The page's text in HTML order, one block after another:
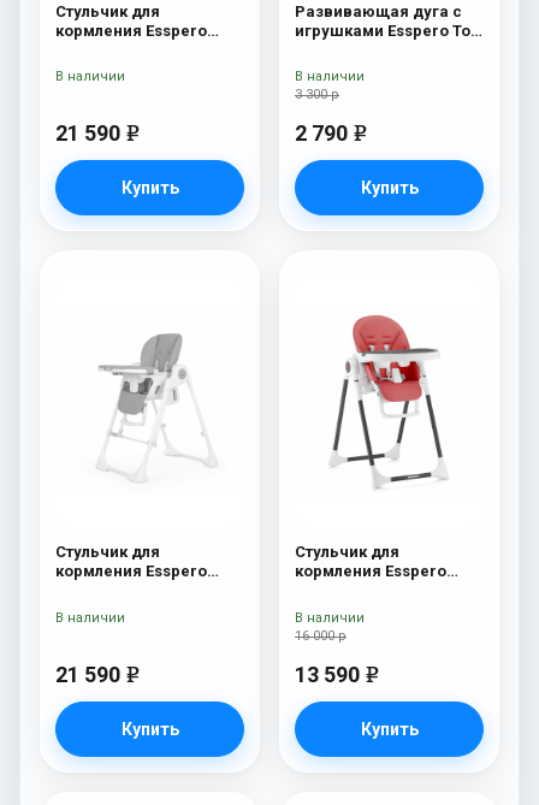
Стульчик для
кормления Esspero
21 590 e
Купить
В наличии
Развивающая дуга с
игрушками Esspero Toy
Butterfly
3 300 р
2 790 e
Купить
В наличии
Стульчик для
кормления Esspero
21 590 e
Купить
В наличии
Стульчик для
кормления Esspero
16 000 р
13 590 e
Купить
В наличии